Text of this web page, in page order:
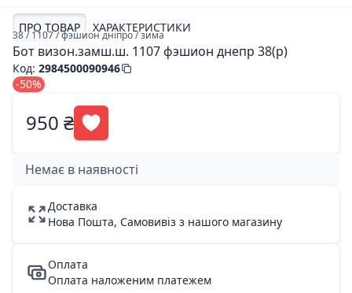
ПРО ТОВАР ХАРАКТЕРИСТИКИ
38 / 1107 / фэшион дніпро / зима
Бот визон.замш.ш. 1107 фэшион днепр 38(р)
Код: 2984500090946
-50%
950 ₴
Немає в наявності
Доставка
Нова Пошта, Самовивіз з нашого магазину
Оплата
Оплата наложеним платежем